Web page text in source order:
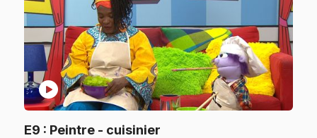
play_circle
E9 : Peintre - cuisinier